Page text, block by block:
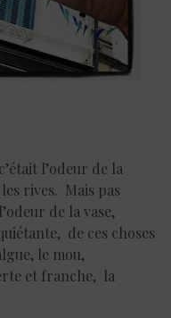
l’odeur de la
rives. Mais pas
de la vase,
de ces choses
le mou,
et franche, la